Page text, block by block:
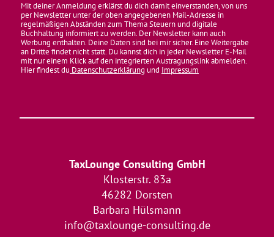
Mit deiner Anmeldung erklärst du dich damit einverstanden, von uns
per Newsletter unter der oben angegebenen Mail-Adresse in
regelmäßigen Abständen zum Thema Steuern und digitale
Buchhaltung informiert zu werden. Der Newsletter kann auch
Werbung enthalten. Deine Daten sind bei mir sicher. Eine Weitergabe
an Dritte findet nicht statt. Du kannst dich in jeder Newsletter E-Mail
mit nur einem Klick auf den integrierten Austragungslink abmelden.
Hier findest du Datenschutzerklärung und Impressum
TaxLounge Consulting GmbH
Klosterstr. 83a
46282 Dorsten
Barbara Hülsmann
info@taxlounge-consulting.de